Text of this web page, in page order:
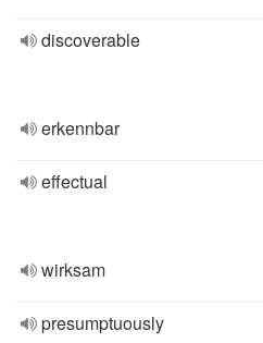
discoverable
erkennbar
effectual
wirksam
presumptuously